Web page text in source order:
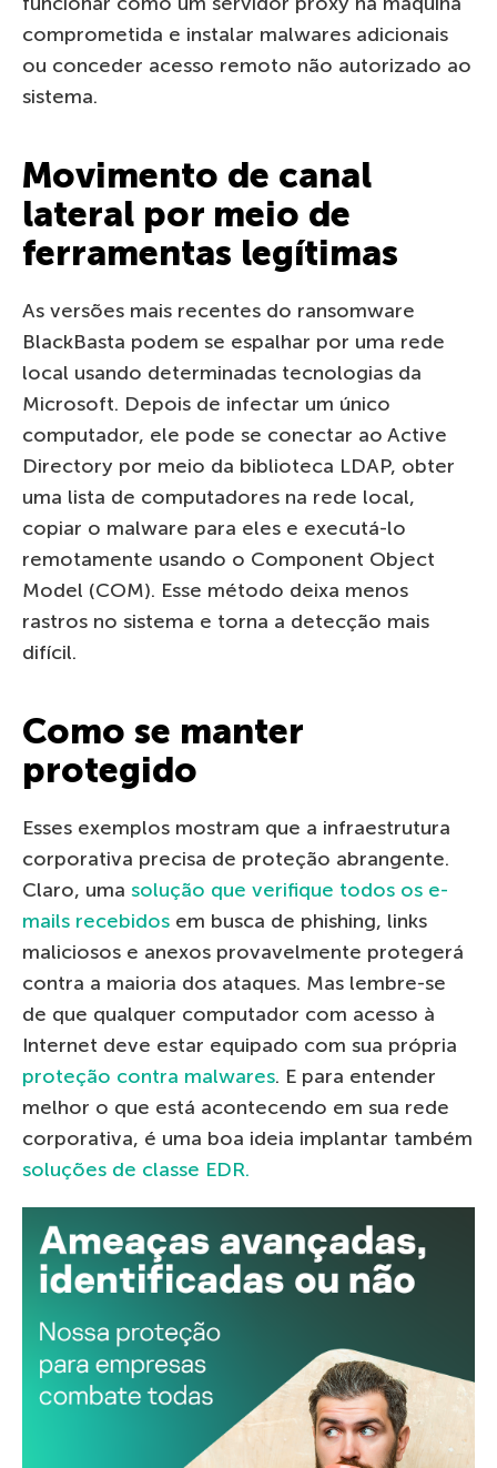
comprometida e instalar malwares adicionais
ou conceder acesso remoto não autorizado ao
sistema.
Movimento de canal
lateral por meio de
ferramentas legítimas
As versões mais recentes do ransomware
BlackBasta podem se espalhar por uma rede
local usando determinadas tecnologias da
Microsoft. Depois de infectar um único
computador, ele pode se conectar ao Active
Directory por meio da biblioteca LDAP, obter
uma lista de computadores na rede local,
copiar o malware para eles e executá-lo
remotamente usando o Component Object
Model (COM). Esse método deixa menos
rastros no sistema e torna a detecção mais
difícil.
Como se manter
protegido
Esses exemplos mostram que a infraestrutura
corporativa precisa de proteção abrangente.
Claro, uma solução que verifique todos os e-
mails recebidos em busca de phishing, links
maliciosos e anexos provavelmente protegerá
contra a maioria dos ataques. Mas lembre-se
de que qualquer computador com acesso à
Internet deve estar equipado com sua própria
proteção contra malwares. E para entender
melhor o que está acontecendo em sua rede
corporativa, é uma boa ideia implantar também
soluções de classe EDR.